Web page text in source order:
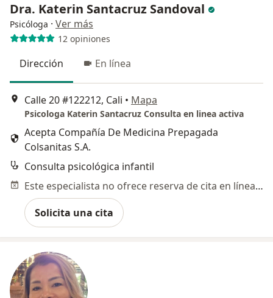
Dra. Katerin Santacruz Sandoval
Psicóloga · Ver más
12 opiniones
Dirección En línea
Calle 20 #122212, Cali • Mapa
Psicologa Katerin Santacruz Consulta en linea activa
Acepta Compañía De Medicina Prepagada
Colsanitas S.A.
Consulta psicológica infantil
Este especialista no ofrece reserva de cita en línea en esta dirección.
Solicita una cita